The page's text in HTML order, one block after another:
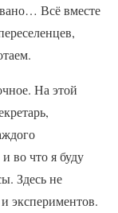
Всё вместе
На этой
во что я буду
Здесь не
экспериментов.